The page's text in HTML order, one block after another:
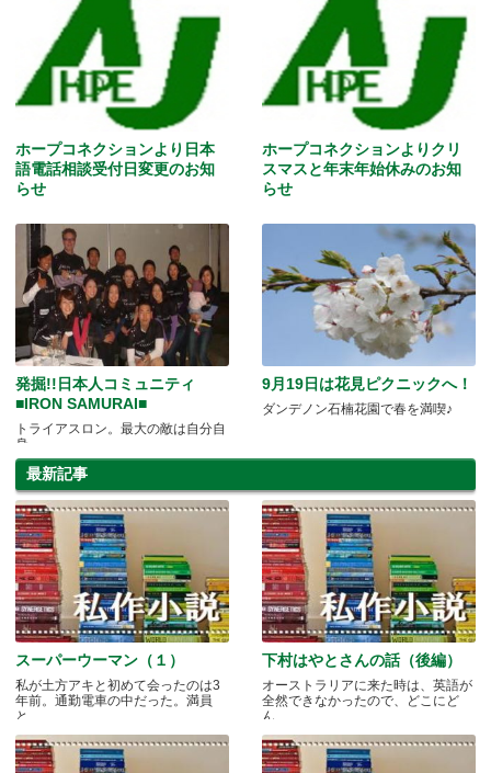
ホープコネクションより日本
語電話相談受付日変更のお知
らせ
ホープコネクションよりクリ
スマスと年末年始休みのお知
らせ
発掘!!日本人コミュニティ
■IRON SAMURAI■
トライアスロン。最大の敵は自分自
身
9月19日は花見ピクニックへ！
ダンデノン石楠花園で春を満喫♪
最新記事
スーパーウーマン（１）
私が土方アキと初めて会ったのは3
年前。通勤電車の中だった。満員
と.....
下村はやとさんの話（後編）
オーストラリアに来た時は、英語が
全然できなかったので、どこにど
ん.....